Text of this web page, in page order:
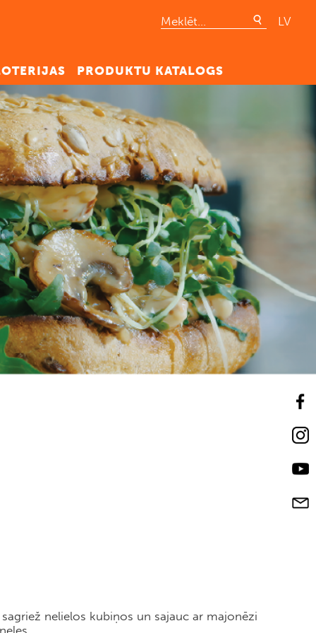
LV
PRODUKTU KATALOGS
nelielos kubiņos un sajauc ar majonēzi